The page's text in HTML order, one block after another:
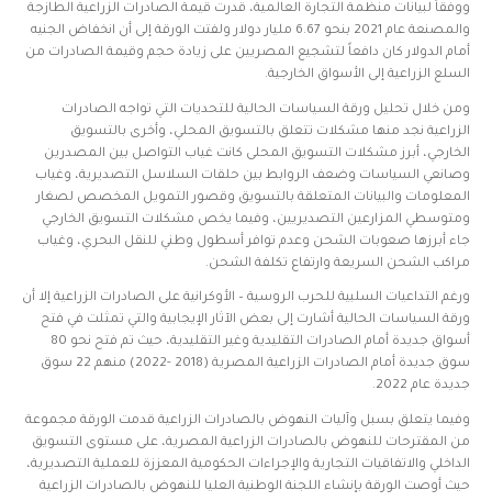
ووفقاً لبيانات منظمة التجارة العالمية، قُدرت قيمة الصادرات الزراعية الطازجة
والمصنعة عام 2021 بنحو 6.67 مليار دولار ولفتت الورقة إلى أن انخفاض الجنيه
أمام الدولار كان دافعاً لتشجيع المصريين على زيادة حجم وقيمة الصادرات من
السلع الزراعية إلى الأسواق الخارجية.
ومن خلال تحليل ورقة السياسات الحالية للتحديات التي تواجه الصادرات
الزراعية نجد منها مشكلات تتعلق بالتسويق المحلي، وأخرى بالتسويق
الخارجي، أبرز مشكلات التسويق المحلى كانت غياب التواصل بين المصدرين
وصانعي السياسات وضعف الروابط بين حلقات السلاسل التصديرية، وغياب
المعلومات والبيانات المتعلقة بالتسويق وقصور التمويل المخصص لصغار
ومتوسطي المزارعين التصديريين، وفيما يخص مشكلات التسويق الخارجي
جاء أبرزها صعوبات الشحن وعدم توافر أسطول وطني للنقل البحري، وغياب
مراكب الشحن السريعة وارتفاع تكلفة الشحن.
ورغم التداعيات السلبية للحرب الروسية – الأوكرانية على الصادرات الزراعية إلا أن
ورقة السياسات الحالية أشارت إلى بعض الآثار الإيجابية والتي تمثلت في فتح
أسواق جديدة أمام الصادرات التقليدية وغير التقليدية، حيث تم فتح نحو 80
سوق جديدة أمام الصادرات الزراعية المصرية (2018 -2022) منهم 22 سوق
جديدة عام 2022.
وفيما يتعلق بسبل وآليات النهوض بالصادرات الزراعية قدمت الورقة مجموعة
من المقترحات للنهوض بالصادرات الزراعية المصرية، على مستوى التسويق
الداخلي والاتفاقيات التجارية والإجراءات الحكومية المعززة للعملية التصديرية،
حيث أوصت الورقة بإنشاء اللجنة الوطنية العليا للنهوض بالصادرات الزراعية